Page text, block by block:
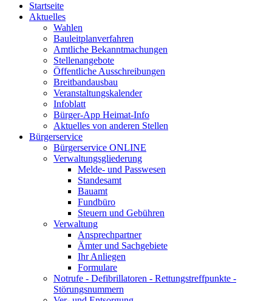
Startseite
Aktuelles
Wahlen
Bauleitplanverfahren
Amtliche Bekanntmachungen
Stellenangebote
Öffentliche Ausschreibungen
Breitbandausbau
Veranstaltungskalender
Infoblatt
Bürger-App Heimat-Info
Aktuelles von anderen Stellen
Bürgerservice
Bürgerservice ONLINE
Verwaltungsgliederung
Melde- und Passwesen
Standesamt
Bauamt
Fundbüro
Steuern und Gebühren
Verwaltung
Ansprechpartner
Ämter und Sachgebiete
Ihr Anliegen
Formulare
Notrufe - Defibrillatoren - Rettungstreffpunkte -
Störungsnummern